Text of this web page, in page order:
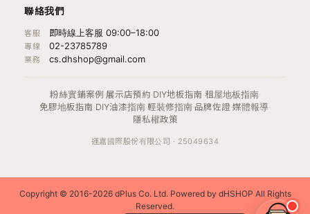
聯絡我們
客服 即時線上客服 09:00–18:00
專線 02-23785789
業務 cs.dhshop@gmail.com
粉絲實鋪案例 ·展示店預約·DIY地板指南 ·租屋地板指南·
免膠地板指南 ·DIY油漆指南·輕裝修指南·品牌佐證·媒體報導·
隱私權政策
運嘉國際股份有限公司 · 25049634
Copyright © 2016-2026 dPlus Co. Ltd. Powered by dHSHOP All Rights
Reserved.